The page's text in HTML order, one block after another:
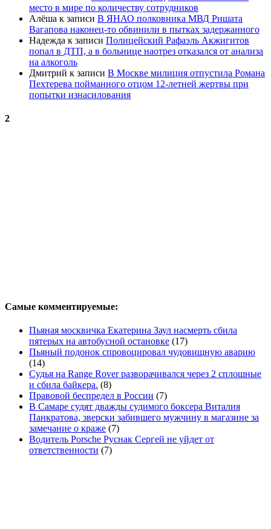
место в мире по количеству сотрудников
Алёша к записи В ЯНАО полковника МВД Ришата
Вагапова наконец-то обвинили в пытках задержанного
Надежда к записи Полицейский Рафаэль Акжигитов
попал в ДТП, а в больнице наотрез отказался от анализа
на алкоголь
Дмитрий к записи В Москве милиция отпустила Романа
Пехтерева пойманного отцом 12-летней жертвы при
попытки изнасилования
2
Самые комментируемые:
Пьяная москвичка Екатерина Заул насмерть сбила
пятерых на автобусной остановке (17)
Пьяный подонок спровоцировал чудовищную аварию
(14)
Судья на Range Rover разворачивался через 2 сплошные
и сбила байкера. (8)
Правовой беспредел в России (7)
В Самаре судят дважды судимого боксера Виталия
Панкратова, зверски забившего мужчину в магазине за
замечание о краже (7)
Водитель Porsche Руснак Сергей не уйдет от
ответственности (7)